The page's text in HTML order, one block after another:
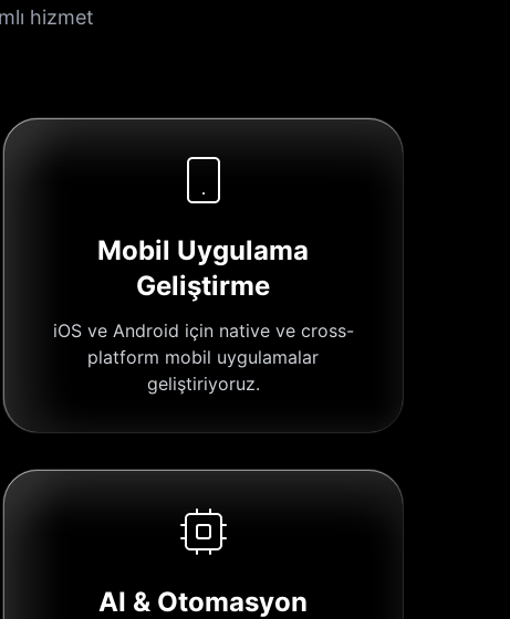
hizmet
Mobil Uygulama
Geliştirme
iOS ve Android için native ve cross-
platform mobil uygulamalar
geliştiriyoruz.
AI & Otomasyon